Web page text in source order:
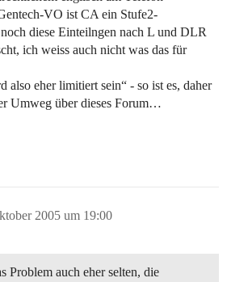
VO ist CA ein Stufe2-
diese Einteilngen nach L und DLR
ich weiss auch nicht was das für
also eher limitiert sein“ - so ist es, daher
Umweg über dieses Forum…
2005 um 19:00
Problem auch eher selten, die